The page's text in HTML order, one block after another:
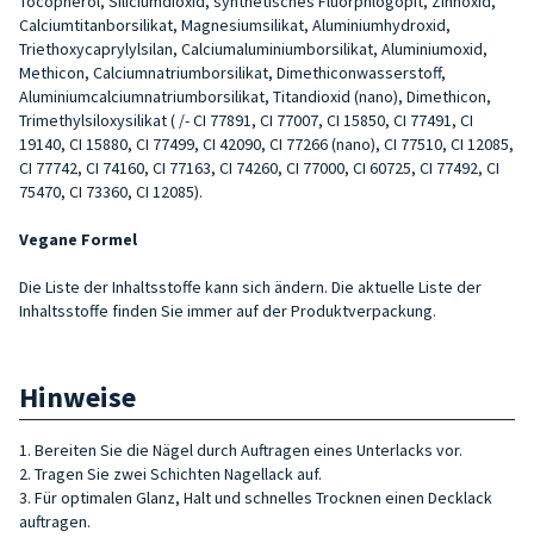
Calciumtitanborsilikat, Magnesiumsilikat, Aluminiumhydroxid,
Triethoxycaprylylsilan, Calciumaluminiumborsilikat, Aluminiumoxid,
Methicon, Calciumnatriumborsilikat, Dimethiconwasserstoff,
Aluminiumcalciumnatriumborsilikat, Titandioxid (nano), Dimethicon,
Trimethylsiloxysilikat ( /- CI 77891, CI 77007, CI 15850, CI 77491, CI
19140, CI 15880, CI 77499, CI 42090, CI 77266 (nano), CI 77510, CI 12085,
CI 77742, CI 74160, CI 77163, CI 74260, CI 77000, CI 60725, CI 77492, CI
75470, CI 73360, CI 12085).
Vegane Formel
Die Liste der Inhaltsstoffe kann sich ändern. Die aktuelle Liste der
Inhaltsstoffe finden Sie immer auf der Produktverpackung.
Hinweise
1. Bereiten Sie die Nägel durch Auftragen eines Unterlacks vor.
2. Tragen Sie zwei Schichten Nagellack auf.
3. Für optimalen Glanz, Halt und schnelles Trocknen einen Decklack
auftragen.